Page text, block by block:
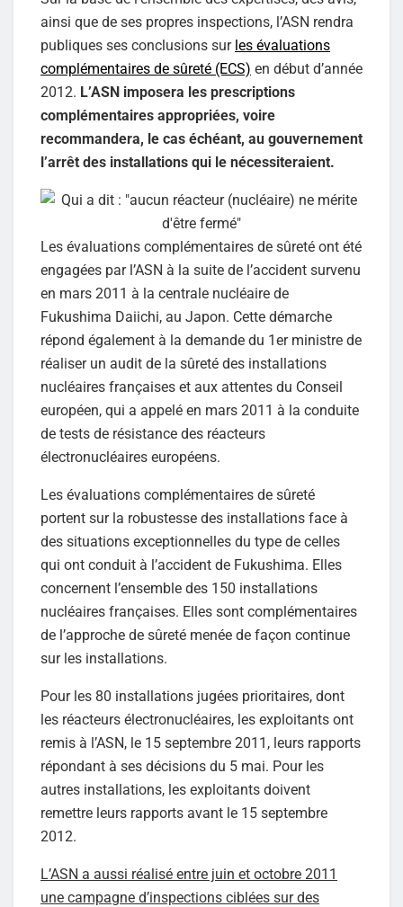
ainsi que de ses propres inspections, l’ASN rendra
publiques ses conclusions sur les évaluations
complémentaires de sûreté (ECS) en début d’année
2012. L’ASN imposera les prescriptions
complémentaires appropriées, voire
recommandera, le cas échéant, au gouvernement
l’arrêt des installations qui le nécessiteraient.
Les évaluations complémentaires de sûreté ont été
engagées par l’ASN à la suite de l’accident survenu
en mars 2011 à la centrale nucléaire de
Fukushima Daiichi, au Japon. Cette démarche
répond également à la demande du 1er ministre de
réaliser un audit de la sûreté des installations
nucléaires françaises et aux attentes du Conseil
européen, qui a appelé en mars 2011 à la conduite
de tests de résistance des réacteurs
électronucléaires européens.
Les évaluations complémentaires de sûreté
portent sur la robustesse des installations face à
des situations exceptionnelles du type de celles
qui ont conduit à l’accident de Fukushima. Elles
concernent l’ensemble des 150 installations
nucléaires françaises. Elles sont complémentaires
de l’approche de sûreté menée de façon continue
sur les installations.
Pour les 80 installations jugées prioritaires, dont
les réacteurs électronucléaires, les exploitants ont
remis à l’ASN, le 15 septembre 2011, leurs rapports
répondant à ses décisions du 5 mai. Pour les
autres installations, les exploitants doivent
remettre leurs rapports avant le 15 septembre
2012.
L’ASN a aussi réalisé entre juin et octobre 2011
une campagne d’inspections ciblées sur des